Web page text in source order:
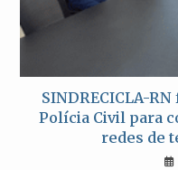
SINDRECICLA-
Polícia Civil para
redes de